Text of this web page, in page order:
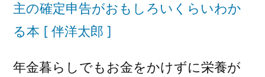
主の確定申告がおもしろいくらいわか
る本 [ 伴洋太郎 ]
年金暮らしでもお金をかけずに栄養が